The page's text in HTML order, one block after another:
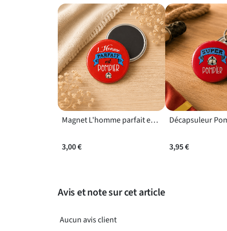
découvrir notre sélection deprésents pensés
Un accessoire en métal fabriqué en France
Fabriqué en France, ce porte-clefs en métal
regarder quel que soit le côté visible. Son style
facile à glisser dans une enveloppe cadeau
Magnet L'homme parfait est Pompier avec casque et bannière bleue
3,00 € 3,95 €
Avis et note sur cet article
Aucun avis client